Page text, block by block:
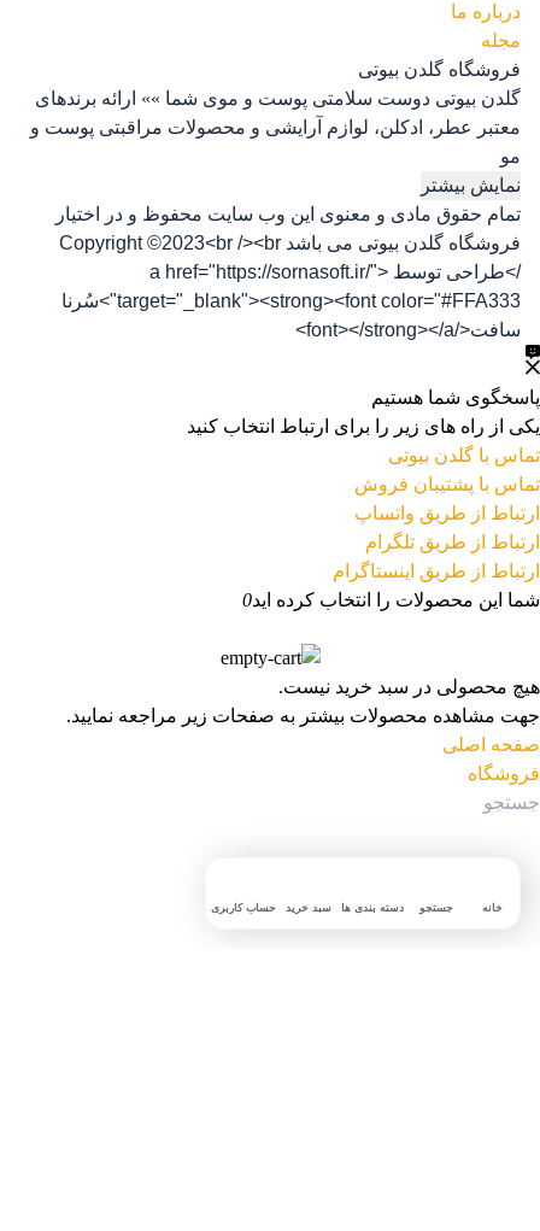
درباره ما
مجله
فروشگاه گلدن بیوتی
گلدن بیوتی دوست سلامتی پوست و موی شما »» ارائه برندهای
معتبر عطر، ادکلن، لوازم آرایشی و محصولات مراقبتی پوست و
مو
نمایش بیشتر
تمام حقوق مادی و معنوی این وب سایت محفوظ و در اختیار
فروشگاه گلدن بیوتی می باشد Copyright ©2023<br /><br
/>طراحی توسط <a href="https://sornasoft.ir/"
target="_blank"><strong><font color="#FFA333">سُرنا
سافت</font></strong></a>
پاسخگوی شما هستیم
یکی از راه های زیر را برای ارتباط انتخاب کنید
تماس با گلدن بیوتی
تماس با پشتیبان فروش
ارتباط از طریق واتساپ
ارتباط از طریق تلگرام
ارتباط از طریق اینستاگرام
شما این محصولات را انتخاب کرده اید0
هیچ محصولی در سبد خرید نیست.
جهت مشاهده محصولات بیشتر به صفحات زیر مراجعه نمایید.
صفحه اصلی
فروشگاه
خانه جستجو دسته بندی ها سبد خرید حساب کاربری